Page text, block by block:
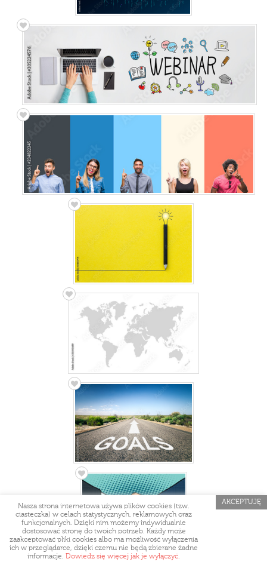
Nasza strona internetowa używa plików cookies (tzw.
ciasteczka) w celach statystycznych, reklamowych oraz
funkcjonalnych. Dzięki nim możemy indywidualnie
dostosować stronę do twoich potrzeb. Każdy może
zaakceptować pliki cookies albo ma możliwość wyłączenia
ich w przeglądarce, dzięki czemu nie będą zbierane żadne
informacje. Dowiedz się więcej jak je wyłączyć.
AKCEPTUJĘ